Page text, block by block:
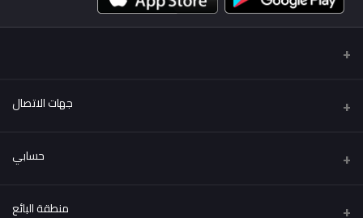
جهات الاتصال
عنوان
Babamisr Shopping
هاتف
حسابي
تسجيل الدخول منطقة البائع